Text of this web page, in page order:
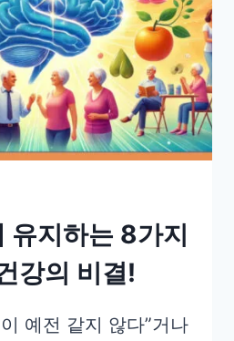
유지하는 8가지
강의 비결!
예전 같지 않다”거나